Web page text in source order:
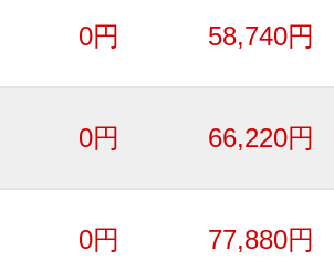
0円 58,740円
0円 66,220円
0円 77,880円